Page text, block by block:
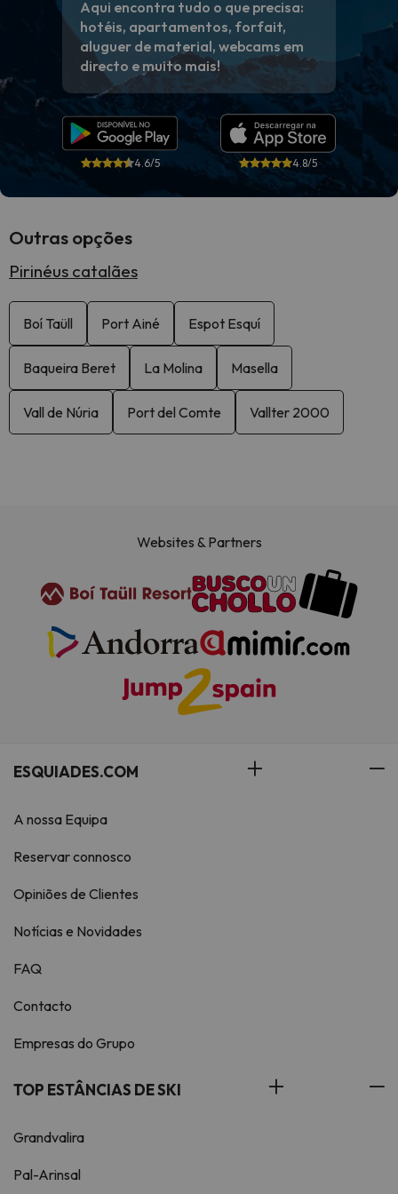
Aqui encontra tudo o que precisa:
hotéis, apartamentos, forfait,
aluguer de material, webcams em
directo e muito mais!
4.6/5 4.8/5
Outras opções
Pirinéus catalães
Boí Taüll Port Ainé Espot Esquí
Baqueira Beret La Molina Masella
Vall de Núria Port del Comte Vallter 2000
Websites & Partners
ESQUIADES.COM
A nossa Equipa
Reservar connosco
Opiniões de Clientes
Notícias e Novidades
FAQ
Contacto
Empresas do Grupo
TOP ESTÂNCIAS DE SKI
Grandvalira
Pal-Arinsal